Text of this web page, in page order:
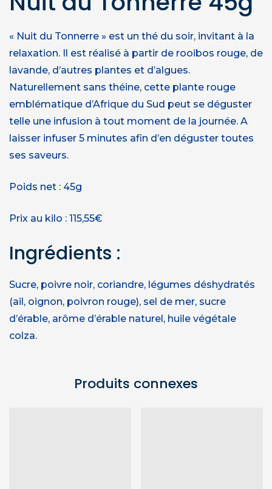
« Nuit du Tonnerre » est un thé du soir, invitant à la
relaxation. Il est réalisé à partir de rooibos rouge, de
lavande, d’autres plantes et d’algues.
Naturellement sans théine, cette plante rouge
emblématique d’Afrique du Sud peut se déguster
telle une infusion à tout moment de la journée. A
laisser infuser 5 minutes afin d’en déguster toutes
ses saveurs.
Poids net : 45g
Prix au kilo : 115,55€
Ingrédients :
Sucre, poivre noir, coriandre, légumes déshydratés
(ail, oignon, poivron rouge), sel de mer, sucre
d’érable, arôme d’érable naturel, huile végétale
colza.
Produits connexes